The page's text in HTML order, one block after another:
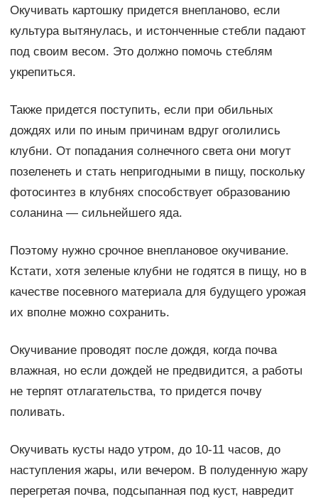
Окучивать картошку придется внепланово, если
культура вытянулась, и истонченные стебли падают
под своим весом. Это должно помочь стеблям
укрепиться.
Также придется поступить, если при обильных
дождях или по иным причинам вдруг оголились
клубни. От попадания солнечного света они могут
позеленеть и стать непригодными в пищу, поскольку
фотосинтез в клубнях способствует образованию
соланина — сильнейшего яда.
Поэтому нужно срочное внеплановое окучивание.
Кстати, хотя зеленые клубни не годятся в пищу, но в
качестве посевного материала для будущего урожая
их вполне можно сохранить.
Окучивание проводят после дождя, когда почва
влажная, но если дождей не предвидится, а работы
не терпят отлагательства, то придется почву
поливать.
Окучивать кусты надо утром, до 10-11 часов, до
наступления жары, или вечером. В полуденную жару
перегретая почва, подсыпанная под куст, навредит